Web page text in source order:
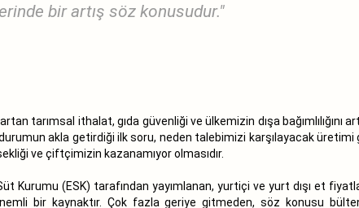
bir artış söz konusudur."
tarımsal ithalat, gıda güvenliği ve ülkemizin dışa bağımlılığını
akla getirdiği ilk soru, neden talebimizi karşılayacak
ve çiftçimizin kazanamıyor olmasıdır.
Kurumu (ESK) tarafından yayımlanan, yurtiçi ve yurt dışı et
bir kaynaktır. Çok fazla geriye gitmeden, söz konusu